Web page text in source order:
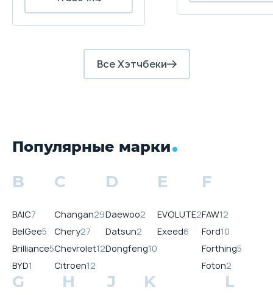
Все Хэтчбеки
Популярные марки
B
BAIC7
BelGee5
Brilliance5
BYD1
C
Changan29
Chery27
Chevrolet12
Citroen12
D
Daewoo2
Datsun2
Dongfeng10
E
EVOLUTE2
Exeed6
F
FAW12
Ford10
Forthing5
Foton2
G H J K L